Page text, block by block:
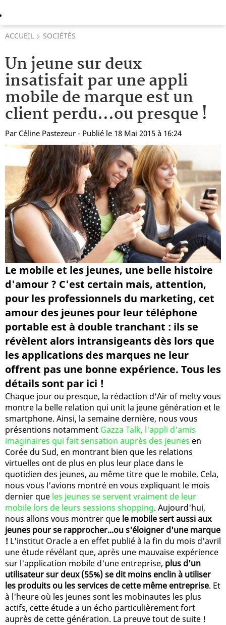
ACCUEIL SOCIÉTÉS
Un jeune sur deux
insatisfait par une appli
mobile de marque est un
client perdu...ou presque !
Par Céline Pastezeur - Publié le 18 Mai 2015 à 16:24
Le mobile et les jeunes, une belle histoire
d'amour ? C'est certain mais, attention,
pour les professionnels du marketing, cet
amour des jeunes pour leur téléphone
portable est à double tranchant : ils se
révèlent alors intransigeants dès lors que
les applications des marques ne leur
offrent pas une bonne expérience. Tous les
détails sont par ici !
Chaque jour ou presque, la rédaction d'Air of melty vous
montre la belle relation qui unit la jeune génération et le
smartphone. Ainsi, la semaine dernière, nous vous
présentions notamment Gazza Talk, l'appli d'amis
imaginaires qui fait sensation auprès des jeunes en
Corée du Sud, en montrant bien que les relations
virtuelles ont de plus en plus leur place dans le
quotidien des jeunes, au même titre que le mobile. Cela,
nous vous l'avions montré en vous expliquant le mois
dernier que les jeunes se servent vraiment de leur
mobile lors de leurs sessions shopping. Aujourd'hui,
nous allons vous montrer que le mobile sert aussi aux
jeunes pour se rapprocher...ou s'éloigner d'une marque
! L'institut Oracle a en effet publié à la fin du mois d'avril
une étude révélant que, après une mauvaise expérience
sur l'application mobile d'une entreprise, plus d'un
utilisateur sur deux (55%) se dit moins enclin à utiliser
les produits ou les services de cette même entreprise. Et
à l'heure où les jeunes sont les mobinautes les plus
actifs, cette étude a un écho particulièrement fort
auprès de cette génération. La preuve tout de suite !